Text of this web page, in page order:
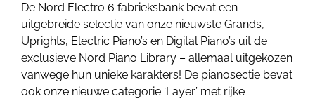
De Nord Electro 6 fabrieksbank bevat een
uitgebreide selectie van onze nieuwste Grands,
Uprights, Electric Piano’s en Digital Piano’s uit de
exclusieve Nord Piano Library – allemaal uitgekozen
vanwege hun unieke karakters! De pianosectie bevat
ook onze nieuwe categorie ‘Layer’ met rijke